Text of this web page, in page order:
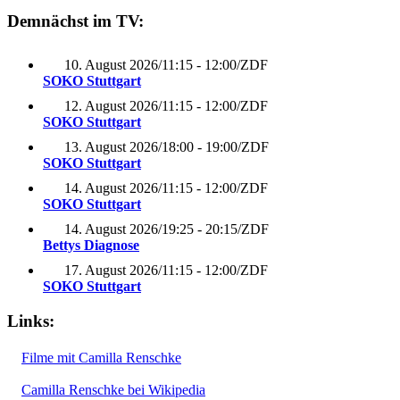
Demnächst im TV:
10. August 2026/11:15 - 12:00/ZDF
SOKO Stuttgart
12. August 2026/11:15 - 12:00/ZDF
SOKO Stuttgart
13. August 2026/18:00 - 19:00/ZDF
SOKO Stuttgart
14. August 2026/11:15 - 12:00/ZDF
SOKO Stuttgart
14. August 2026/19:25 - 20:15/ZDF
Bettys Diagnose
17. August 2026/11:15 - 12:00/ZDF
SOKO Stuttgart
Links:
Filme mit Camilla Renschke
Camilla Renschke bei Wikipedia